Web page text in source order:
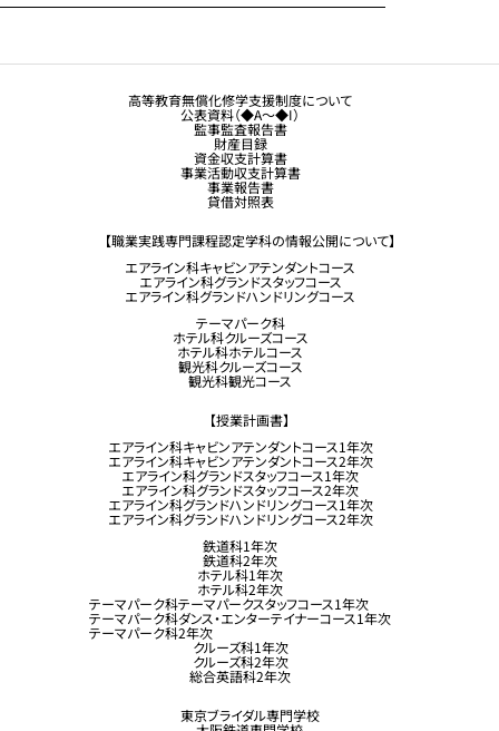
観光業界 進学ガイドブック
高等教育無償化修学支援制度について
公表資料（◆A～◆I）
監事監査報告書
財産目録
資金収支計算書
事業活動収支計算書
事業報告書
貸借対照表
【職業実践専門課程認定学科の情報公開について】
エアライン科キャビンアテンダントコース
エアライン科グランドスタッフコース
エアライン科グランドハンドリングコース
テーマパーク科
ホテル科クルーズコース
ホテル科ホテルコース
観光科クルーズコース
観光科観光コース
【授業計画書】
エアライン科キャビンアテンダントコース1年次
エアライン科キャビンアテンダントコース2年次
エアライン科グランドスタッフコース1年次
エアライン科グランドスタッフコース2年次
エアライン科グランドハンドリングコース1年次
エアライン科グランドハンドリングコース2年次
鉄道科1年次
鉄道科2年次
ホテル科1年次
ホテル科2年次
テーマパーク科テーマパークスタッフコース1年次
テーマパーク科ダンス・エンターテイナーコース1年次
テーマパーク科2年次
クルーズ科1年次
クルーズ科2年次
総合英語科2年次
東京ブライダル専門学校